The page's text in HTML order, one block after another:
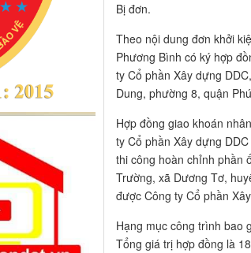
Bị đơn.
Theo nội dung đơn khởi
Phương Bình có ký hợp
ty Cổ phần Xây dựng
Dung, phường 8, quận
Hợp đồng giao khoán
ty Cổ phần Xây dựng
thi công hoàn chỉnh phần
Trường, xã Dương Tơ,
được Công ty Cổ phần
Hạng mục công trình bao
Tổng giá trị hợp đồng là